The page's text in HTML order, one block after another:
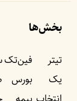
بخش‌ها
تیتر
یک
فین‌تک
بورس